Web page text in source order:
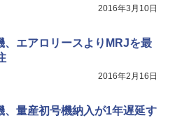
2016年3月10日
、エアロリースよりMRJを最
2016年2月16日
、量産初号機納入が1年遅延す